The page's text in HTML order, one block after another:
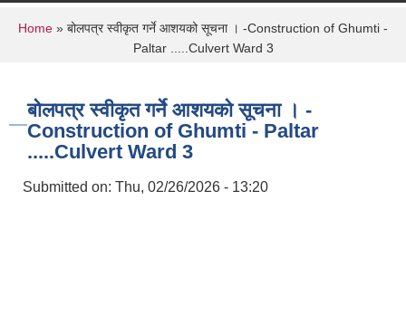
You are here
Home » बोलपत्र स्वीकृत गर्ने आशयको सूचना । -Construction of Ghumti -
Paltar .....Culvert Ward 3
बोलपत्र स्वीकृत गर्ने आशयको सूचना । -
Construction of Ghumti - Paltar
.....Culvert Ward 3
Submitted on: Thu, 02/26/2026 - 13:20